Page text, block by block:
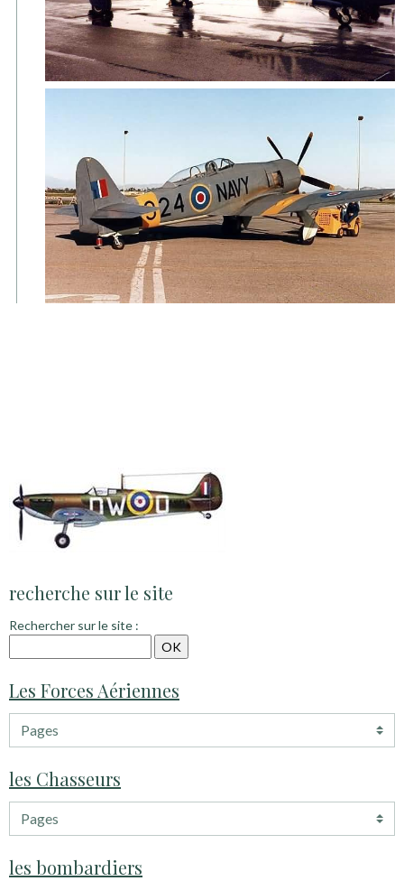
recherche sur le site
Rechercher sur le site :
Les Forces Aériennes
les Chasseurs
les bombardiers